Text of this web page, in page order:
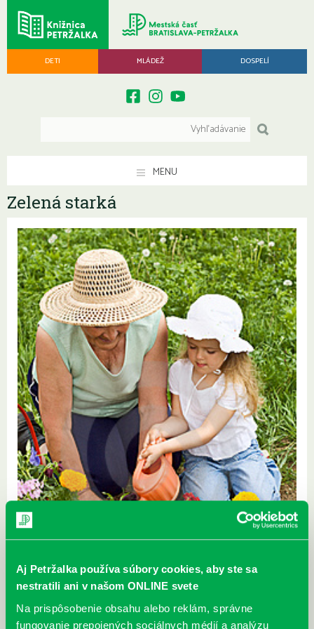
Aj Petržalka používa súbory cookies, aby ste sa
nestratili ani v našom ONLINE svete
Na prispôsobenie obsahu alebo reklám, správne
fungovanie prepojených sociálnych médií a analýzu
DETI MLÁDEŽ DOSPELÍ
MENU
Zelená starká